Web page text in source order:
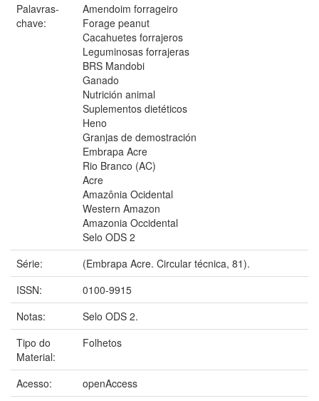
Palavras-
chave:
Amendoim forrageiro
Forage peanut
Cacahuetes forrajeros
Leguminosas forrajeras
BRS Mandobi
Ganado
Nutrición animal
Suplementos dietéticos
Heno
Granjas de demostración
Embrapa Acre
Rio Branco (AC)
Acre
Amazônia Ocidental
Western Amazon
Amazonia Occidental
Selo ODS 2
Série:
(Embrapa Acre. Circular técnica, 81).
ISSN:
0100-9915
Notas:
Selo ODS 2.
Tipo do
Material:
Folhetos
Acesso:
openAccess